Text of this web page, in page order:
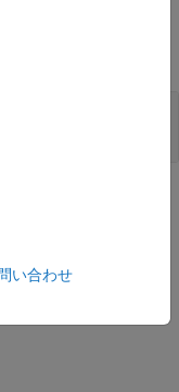
ール スルー
い合わせ